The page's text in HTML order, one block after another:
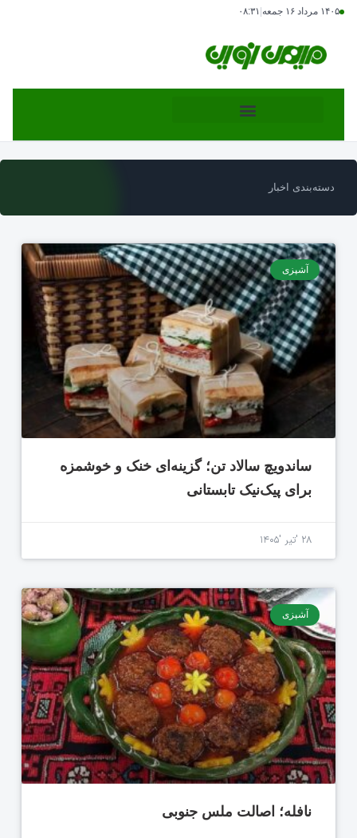
۱۴۰۵ مرداد ۱۶ جمعه ۰۸:۳۱
دسته‌بندی اخبار
آشپزی
ساندویچ سالاد تن؛ گزینه‌ای خنک و خوشمزه
برای پیک‌نیک تابستانی
۲۸ 'تیر '۱۴۰۵
آشپزی
نافله؛ اصالت ملس جنوبی